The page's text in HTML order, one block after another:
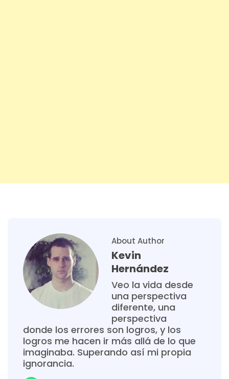
About Author
Kevin
Hernández
Veo la vida desde
una perspectiva
diferente, una
perspectiva
donde los errores son logros, y los
logros me hacen ir más allá de lo que
imaginaba. Superando así mi propia
ignorancia.